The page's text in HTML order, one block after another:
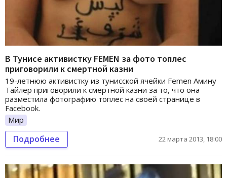
В Тунисе активистку FEMEN за фото топлес
приговорили к смертной казни
19-летнюю активистку из тунисской ячейки Femen Амину
Тайлер приговорили к смертной казни за то, что она
разместила фотографию топлес на своей странице в
Facebook.
Мир
Подробнее 22 марта 2013, 18:00